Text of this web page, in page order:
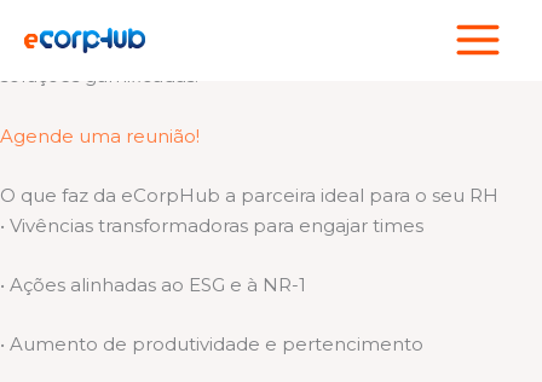
para
Somos um hub de experiências esportivas, bem-estar e
soluções gamificadas.
Agende uma reunião!
O que faz da eCorpHub a parceira ideal para o seu RH
• Vivências transformadoras para engajar times
• Ações alinhadas ao ESG e à NR-1
• Aumento de produtividade e pertencimento